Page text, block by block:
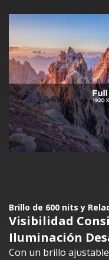
Brillo de 600 nits y
Visibilidad
Iluminación
Con un brillo